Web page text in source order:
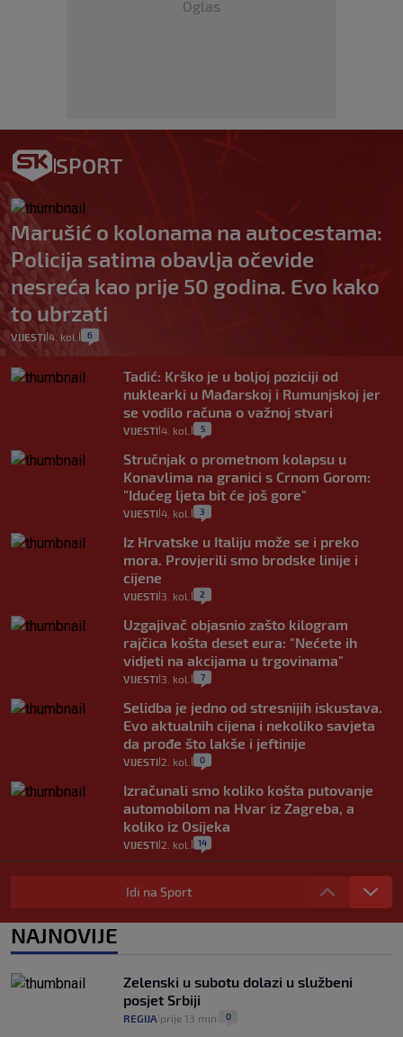
Oglas
SPORT
Marušić o kolonama na autocestama:
Policija satima obavlja očevide
nesreća kao prije 50 godina. Evo kako
to ubrzati
VIJESTI 4. kol. 6
Tadić: Krško je u boljoj poziciji od
nuklearki u Mađarskoj i Rumunjskoj jer
se vodilo računa o važnoj stvari
VIJESTI 4. kol. 5
Stručnjak o prometnom kolapsu u
Konavlima na granici s Crnom Gorom:
"Idućeg ljeta bit će još gore"
VIJESTI 4. kol. 3
Iz Hrvatske u Italiju može se i preko
mora. Provjerili smo brodske linije i
cijene
VIJESTI 3. kol. 2
Uzgajivač objasnio zašto kilogram
rajčica košta deset eura: "Nećete ih
vidjeti na akcijama u trgovinama"
VIJESTI 3. kol. 7
Selidba je jedno od stresnijih iskustava.
Evo aktualnih cijena i nekoliko savjeta
da prođe što lakše i jeftinije
VIJESTI 2. kol. 0
Izračunali smo koliko košta putovanje
automobilom na Hvar iz Zagreba, a
koliko iz Osijeka
VIJESTI 2. kol. 14
"Kći je otišla na more, a zaboravila
zdravstvenu iskaznicu". Kakva su prava
pacijenata izvan mjesta prebivališta?
VIJESTI 1. kol. 1
Plenković na 15 dana ukine mjere: "Ne bi
se dogodilo ništa. Vlada se zaljubila u te
intervencije"
30. srp. 25
Idi na Sport
NAJNOVIJE
Zelenski u subotu dolazi u službeni
posjet Srbiji
REGIJA prije 13 min 0